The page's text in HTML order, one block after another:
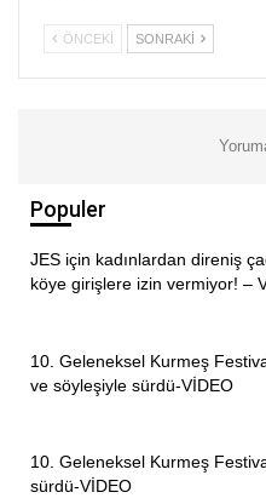
HABER MERKEZİ
ÖNCEKI SONRAKI
Populer
JES için kadınlardan direniş
köye girişlere izin vermiyor! –
10. Geleneksel Kurmeş
ve söyleşiyle sürdü-VİDEO
10. Geleneksel Kurmeş
sürdü-VİDEO